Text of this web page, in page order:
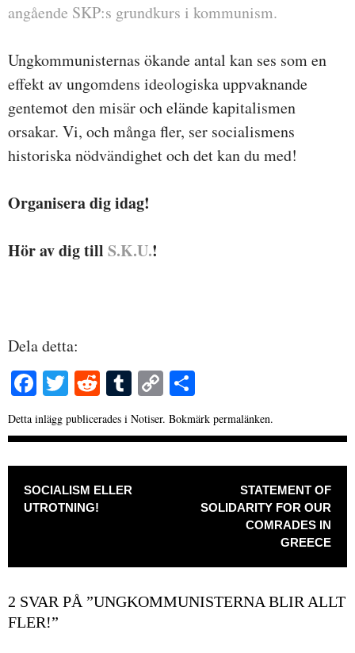
angående SKP:s grundkurs i kommunism.
Ungkommunisternas ökande antal kan ses som en
effekt av ungomdens ideologiska uppvaknande
gentemot den misär och elände kapitalismen
orsakar. Vi, och många fler, ser socialismens
historiska nödvändighet och det kan du med!
Organisera dig idag!
Hör av dig till S.K.U.!
Dela detta:
Fa
ce
bo
ok
T
wi
tte
r
R
ed
di
t
T
u
m
bl
r
C
op
y
Li
el
a
Detta inlägg publicerades i Notiser. Bokmärk permalänken.
INLÄGGSNAVIGERING
SOCIALISM ELLER
UTROTNING!
STATEMENT OF
SOLIDARITY FOR OUR
COMRADES IN
GREECE
2 SVAR PÅ ”UNGKOMMUNISTERNA BLIR ALLT
FLER!”